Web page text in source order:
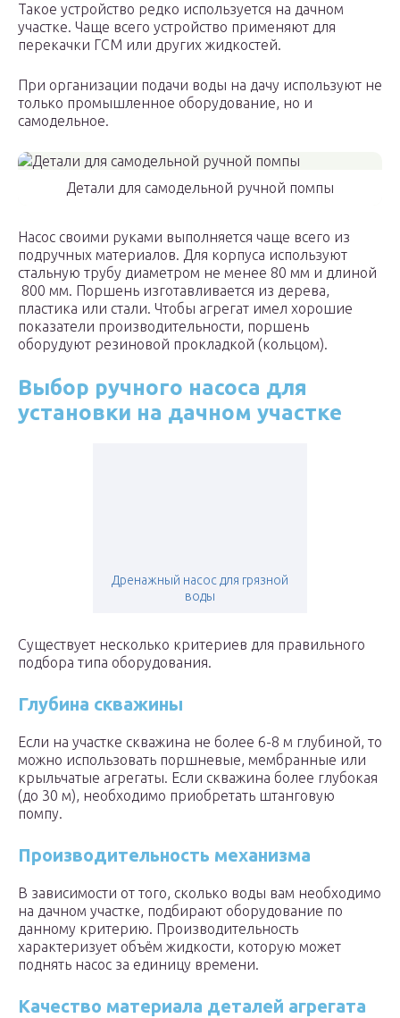
Такое устройство редко используется на дачном
участке. Чаще всего устройство применяют для
перекачки ГСМ или других жидкостей.
При организации подачи воды на дачу используют не
только промышленное оборудование, но и
самодельное.
Детали для самодельной ручной помпы
Насос своими руками выполняется чаще всего из
подручных материалов. Для корпуса используют
стальную трубу диаметром не менее 80 мм и длиной
800 мм. Поршень изготавливается из дерева,
пластика или стали. Чтобы агрегат имел хорошие
показатели производительности, поршень
оборудуют резиновой прокладкой (кольцом).
Выбор ручного насоса для
установки на дачном участке
Дренажный насос для грязной
воды
Существует несколько критериев для правильного
подбора типа оборудования.
Глубина скважины
Если на участке скважина не более 6-8 м глубиной, то
можно использовать поршневые, мембранные или
крыльчатые агрегаты. Если скважина более глубокая
(до 30 м), необходимо приобретать штанговую
помпу.
Производительность механизма
В зависимости от того, сколько воды вам необходимо
на дачном участке, подбирают оборудование по
данному критерию. Производительность
характеризует объём жидкости, которую может
поднять насос за единицу времени.
Качество материала деталей агрегата